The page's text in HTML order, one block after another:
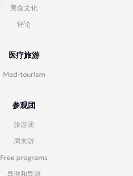
美食文化
评论
医疗旅游
Med-tourism
参观团
旅游团
周末游
Free programs
导游和导游